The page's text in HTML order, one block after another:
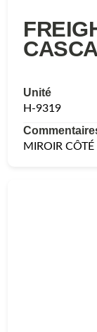
Unité
H-9319
MIROIR